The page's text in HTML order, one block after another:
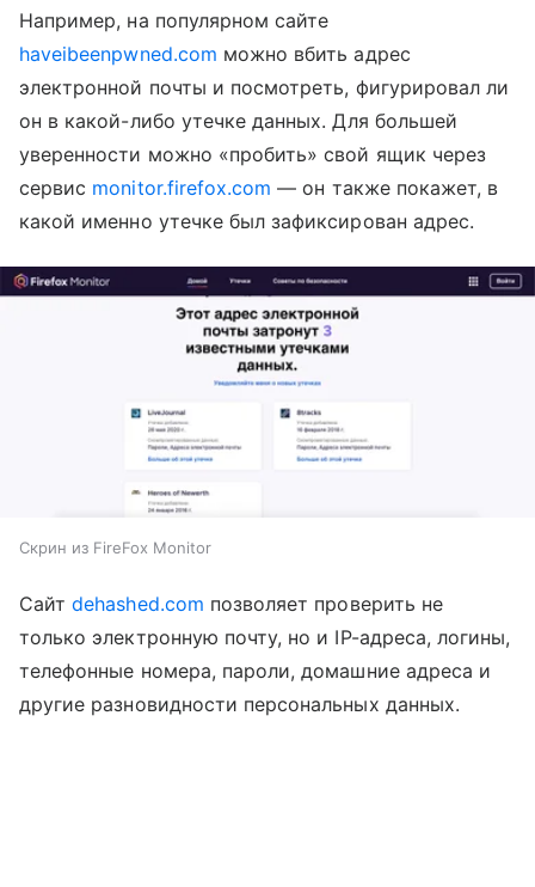
Например, на популярном сайте
haveibeenpwned.com можно вбить адрес
электронной почты и посмотреть, фигурировал ли
он в какой-либо утечке данных. Для большей
уверенности можно «пробить» свой ящик через
сервис monitor.firefox.com — он также покажет, в
какой именно утечке был зафиксирован адрес.
Скрин из FireFox Monitor
Сайт dehashed.com позволяет проверить не
только электронную почту, но и IP-адреса, логины,
телефонные номера, пароли, домашние адреса и
другие разновидности персональных данных.